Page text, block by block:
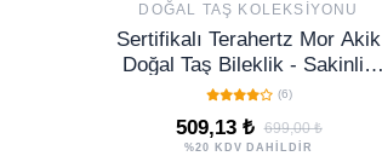
DOĞAL TAŞ KOLEKSIYONU
Sertifikalı Terahertz Mor Akik
Doğal Taş Bileklik - Sakinlik
Koruma Enerji Denge Taşı
(6)
509,13 ₺ 699,00 ₺
%20 KDV DAHİLDİR